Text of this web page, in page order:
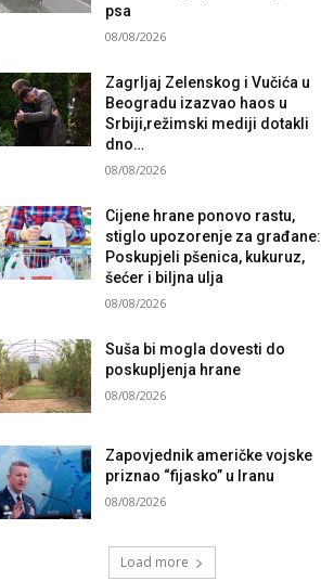
psa
08/08/2026
Zagrljaj Zelenskog i Vučića u
Beogradu izazvao haos u
Srbiji,režimski mediji dotakli
dno…
08/08/2026
Cijene hrane ponovo rastu,
stiglo upozorenje za građane:
Poskupjeli pšenica, kukuruz,
šećer i biljna ulja
08/08/2026
Suša bi mogla dovesti do
poskupljenja hrane
08/08/2026
Zapovjednik američke vojske
priznao “fijasko” u Iranu
08/08/2026
Load more